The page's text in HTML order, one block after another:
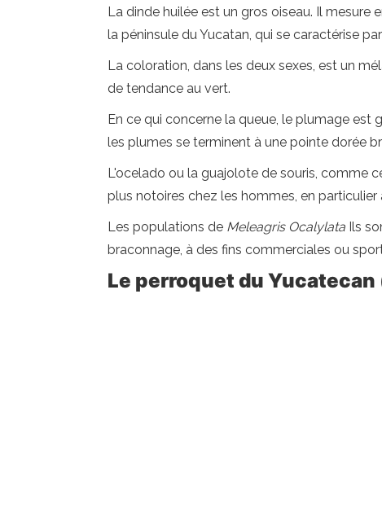
La dinde huilée est un gros oiseau. Il
la péninsule du Yucatan, qui se caractérise
La coloration, dans les deux sexes, est un
de tendance au vert.
En ce qui concerne la queue, le plumage est
les plumes se terminent à une pointe dorée
L'ocelado ou la guajolote de souris, comme
plus notoires chez les hommes, en
Les populations de Meleagris Ocalylata Ils
braconnage, à des fins commerciales ou
Le perroquet du Yucatecan